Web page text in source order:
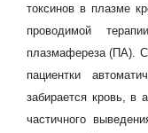
токсинов в плазме
проводимой
плазмафереза (ПА).
пациентки
забирается кровь, в
частичного